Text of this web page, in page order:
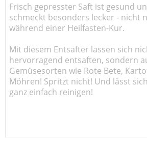
Frisch gepresster Saft ist gesund
schmeckt besonders lecker - nicht
während einer Heilfasten-Kur.
Mit diesem Entsafter lassen sich
hervorragend entsaften, sondern
Gemüsesorten wie Rote Bete,
Möhren! Spritzt nicht! Und lässt
ganz einfach reinigen!